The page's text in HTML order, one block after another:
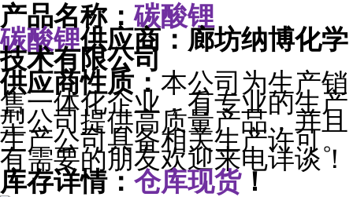
产品名称：碳酸锂
碳酸锂供应商：廊坊纳博化学
技术有限公司
供应商性质： 本公司为生产销
售一体化企业，有专业的生产
型公司提供高质量产品，并且
生产公司具备相关生产许可。
有需要的朋友欢迎来电详谈！
库存详情： 仓库现货！